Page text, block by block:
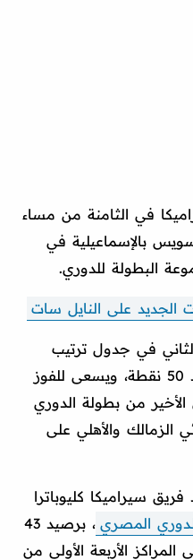
في الثامنة من مساء
بالإسماعيلية في
البطولة للدوري.
الجديد على النايل سات
في جدول ترتيب
بطولة الدوري المصري، برصيد 50 نقطة، ويسعى للفوز
من بطولة الدوري
الزمالك والأهلي على
فريق سيراميكا كليوباترا
المصري
، برصيد 43
الأربعة الأولى من